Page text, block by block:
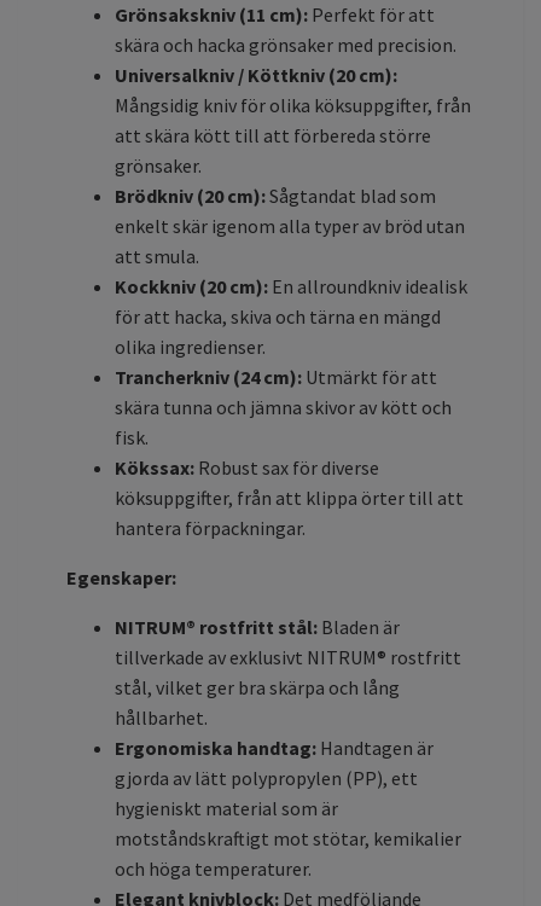
Grönsakskniv (11 cm): Perfekt för att
skära och hacka grönsaker med precision.
Universalkniv / Köttkniv (20 cm):
Mångsidig kniv för olika köksuppgifter, från
att skära kött till att förbereda större
grönsaker.
Brödkniv (20 cm):Sågtandat blad som
enkelt skär igenom alla typer av bröd utan
att smula.
Kockkniv (20 cm): En allroundkniv idealisk
för att hacka, skiva och tärna en mängd
olika ingredienser.
Trancherkniv (24 cm): Utmärkt för att
skära tunna och jämna skivor av kött och
fisk.
Kökssax: Robust sax för diverse
köksuppgifter, från att klippa örter till att
hantera förpackningar.
Egenskaper:
NITRUM® rostfritt stål: Bladen är
tillverkade av exklusivt NITRUM® rostfritt
stål, vilket ger bra skärpa och lång
hållbarhet.
Ergonomiska handtag: Handtagen är
gjorda av lätt polypropylen (PP), ett
hygieniskt material som är
motståndskraftigt mot stötar, kemikalier
och höga temperaturer.
Elegant knivblock: Det medföljande